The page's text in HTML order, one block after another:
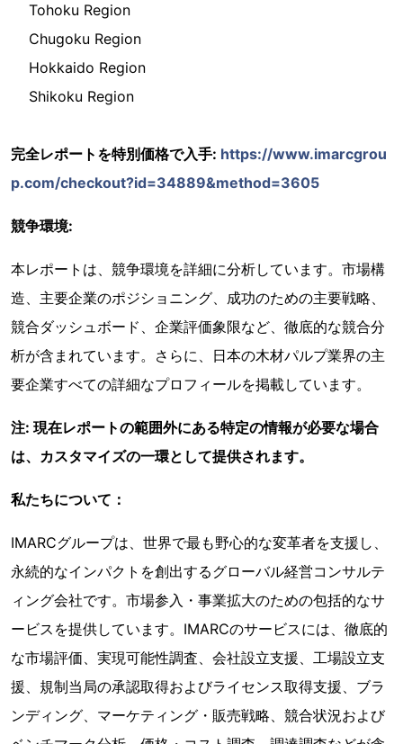
Tohoku Region
Chugoku Region
Hokkaido Region
Shikoku Region
完全レポートを特別価格で入手: https://www.imarcgrou
p.com/checkout?id=34889&method=3605
競争環境:
本レポートは、競争環境を詳細に分析しています。市場構
造、主要企業のポジショニング、成功のための主要戦略、
競合ダッシュボード、企業評価象限など、徹底的な競合分
析が含まれています。さらに、日本の木材パルプ業界の主
要企業すべての詳細なプロフィールを掲載しています。
注: 現在レポートの範囲外にある特定の情報が必要な場合
は、カスタマイズの一環として提供されます。
私たちについて：
IMARCグループは、世界で最も野心的な変革者を支援し、
永続的なインパクトを創出するグローバル経営コンサルテ
ィング会社です。市場参入・事業拡大のための包括的なサ
ービスを提供しています。IMARCのサービスには、徹底的
な市場評価、実現可能性調査、会社設立支援、工場設立支
援、規制当局の承認取得およびライセンス取得支援、ブラ
ンディング、マーケティング・販売戦略、競合状況および